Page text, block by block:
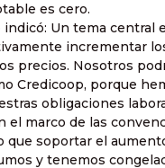
es cero.
Un tema central
incrementar
precios. Nosotros
Credicoop, porque
obligaciones
el marco de las
que soportar el
y tenemos